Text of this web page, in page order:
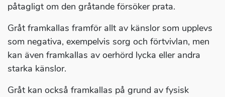
påtagligt om den gråtande försöker prata.
Gråt framkallas framför allt av känslor som upplevs
som negativa, exempelvis sorg och förtvivlan, men
kan även framkallas av oerhörd lycka eller andra
starka känslor.
Gråt kan också framkallas på grund av fysisk